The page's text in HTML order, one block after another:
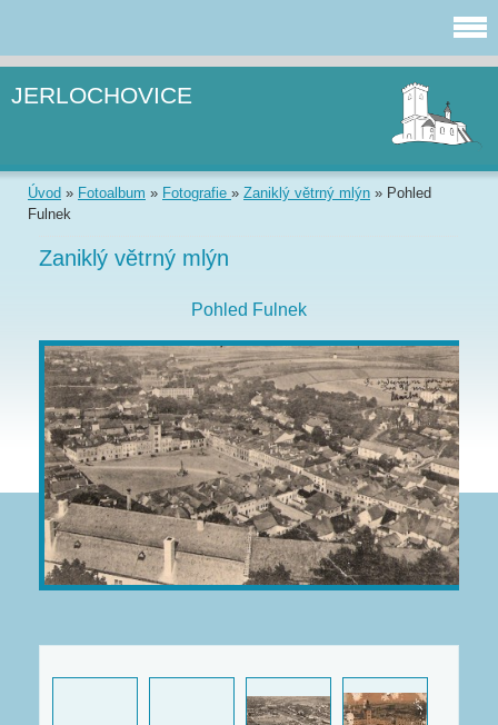
JERLOCHOVICE
Úvod » Fotoalbum » Fotografie » Zaniklý větrný mlýn » Pohled
Fulnek
Zaniklý větrný mlýn
Pohled Fulnek